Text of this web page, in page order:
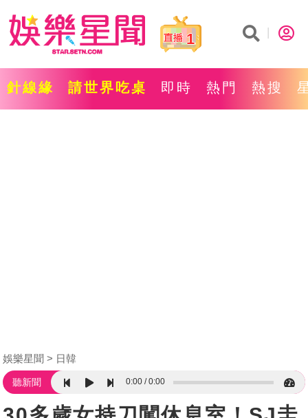
1
針線緣 請世界吃桌 即時 熱門 熱搜
娛樂星聞 日韓
聽新聞 0:00 0:00